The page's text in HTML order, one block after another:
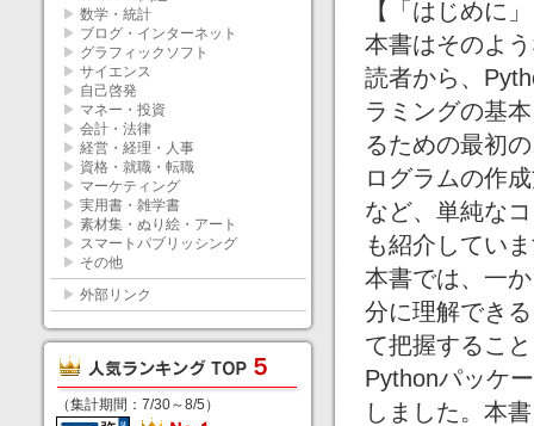
▶ 数学・統計
▶ ブログ・インターネット
▶ グラフィックソフト
▶ サイエンス
▶ 自己啓発
▶ マネー・投資
▶ 会計・法律
▶ 経営・経理・人事
▶ 資格・就職・転職
▶ マーケティング
▶ 実用書・雑学書
▶ 素材集・ぬり絵・アート
▶ スマートパブリッシング
▶ その他
▶ 外部リンク
（集計期間：7/30～8/5）
【「はじめに
本書はそのよ
読者から、
ラミングの基
るための最初
ログラムの作
など、単純な
も紹介してい
本書では、一
分に理解でき
て把握するこ
Pythonパッケ
しました。本